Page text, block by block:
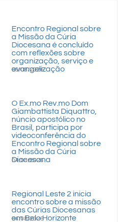
Encontro Regional sobre
a Missão da Cúria
Diocesana é concluído
com reflexões sobre
organização, serviço e
evangelização
06/08/2026
O Ex.mo Rev.mo Dom
Giambattista Diquattro,
núncio apostólico no
Brasil, participa por
videoconferência do
Encontro Regional sobre
a Missão da Cúria
Diocesana
04/08/2026
Regional Leste 2 inicia
encontro sobre a missão
das Cúrias Diocesanas
em Belo Horizonte
04/08/2026